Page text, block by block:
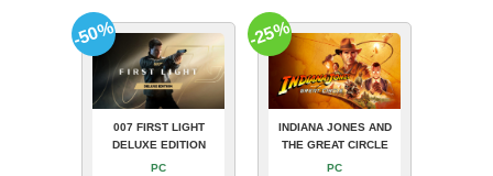
007 FIRST LIGHT
DELUXE EDITION
PC
-50%
INDIANA JONES AND
THE GREAT CIRCLE
PC
-25%